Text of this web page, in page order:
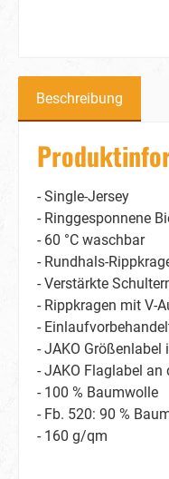
Beschreibung
- Single-Jersey
- Ringgesponnene
- 60 °C waschbar
- Rundhals-
- Verstärkte
- Rippkragen mit V-
-
- JAKO Größenlabel
- JAKO Flaglabel
- 100 % Baumwolle
- Fb. 520: 90 %
- 160 g/qm